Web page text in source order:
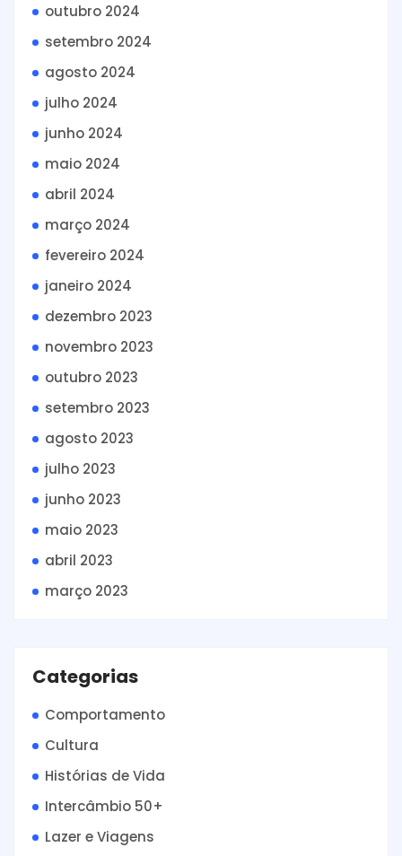
outubro 2024
setembro 2024
agosto 2024
julho 2024
junho 2024
maio 2024
abril 2024
março 2024
fevereiro 2024
janeiro 2024
dezembro 2023
novembro 2023
outubro 2023
setembro 2023
agosto 2023
julho 2023
junho 2023
maio 2023
abril 2023
março 2023
Categorias
Comportamento
Cultura
Histórias de Vida
Intercâmbio 50+
Lazer e Viagens